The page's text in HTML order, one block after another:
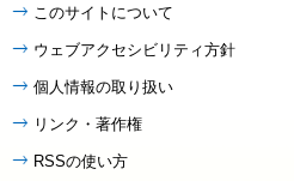
このサイトについて
ウェブアクセシビリティ方針
個人情報の取り扱い
リンク・著作権
RSSの使い方